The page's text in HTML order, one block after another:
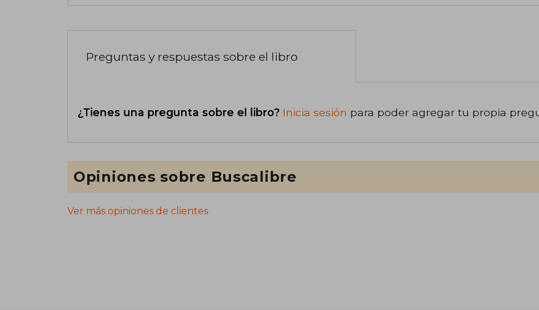
Preguntas y respuestas sobre el libro
¿Tienes una pregunta sobre el libro? Inicia sesión para poder agregar tu propia
Opiniones sobre Buscalibre
Ver más opiniones de clientes